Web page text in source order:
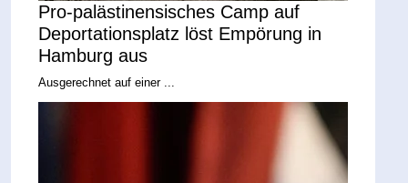
Pro-palästinensisches Camp auf
Deportationsplatz löst Empörung in
Hamburg aus
Ausgerechnet auf einer ...